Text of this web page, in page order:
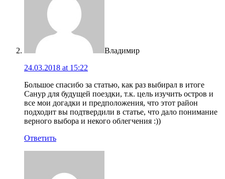
Владимир
24.03.2018 at 15:22
Большое спасибо за статью, как раз выбирал в итоге
Санур для будущей поездки, т.к. цель изучить остров и
все мои догадки и предположения, что этот район
подходит вы подтвердили в статье, что дало понимание
верного выбора и некого облегчения :))
Ответить